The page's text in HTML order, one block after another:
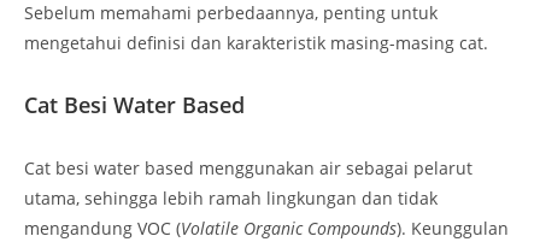
Sebelum memahami perbedaannya, penting untuk
mengetahui definisi dan karakteristik masing-masing cat.
Cat Besi Water Based
Cat besi water based menggunakan air sebagai pelarut
utama, sehingga lebih ramah lingkungan dan tidak
mengandung VOC (Volatile Organic Compounds). Keunggulan